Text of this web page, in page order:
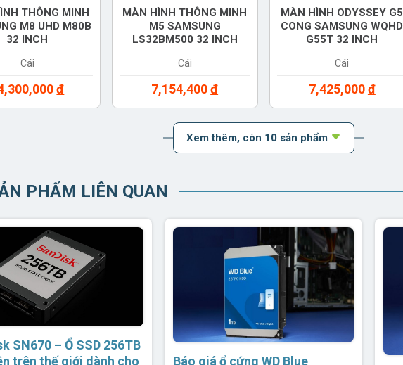
THÔNG MINH
M8 UHD M80B
32 INCH
Cái
đ
MÀN HÌNH THÔNG MINH
M5 SAMSUNG
LS32BM500 32 INCH
Cái
7,154,400đ
MÀN HÌNH ODYSSEY G5
CONG SAMSUNG WQHD
G55T 32 INCH
Cái
7,425,000đ
Xem thêm, còn 10 sản phẩm
PHẨM LIÊN QUAN
SN670 – Ổ SSD 256TB
trên thế giới dành cho
Báo giá ổ cứng WD Blue